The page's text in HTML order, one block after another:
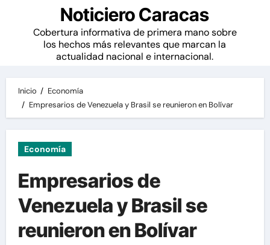
Noticiero Caracas
Cobertura informativa de primera mano sobre
los hechos más relevantes que marcan la
actualidad nacional e internacional.
Inicio
Economía
Empresarios de Venezuela y Brasil se reunieron en Bolívar
Economía
Empresarios de
Venezuela y Brasil se
reunieron en Bolívar